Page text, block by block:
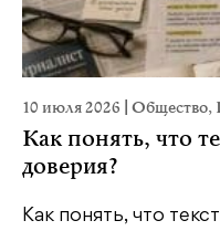
10 июля 2026 Общество,
Как понять, что
доверия?
Как понять, что